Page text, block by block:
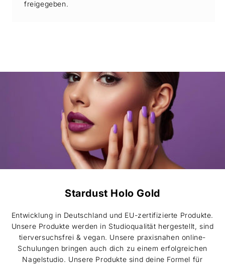
freigegeben.
Stardust Holo Gold
Entwicklung in Deutschland und EU-zertifizierte Produkte.
Unsere Produkte werden in Studioqualität hergestellt, sind
tierversuchsfrei & vegan. Unsere praxisnahen online-
Schulungen bringen auch dich zu einem erfolgreichen
Nagelstudio. Unsere Produkte sind deine Formel für